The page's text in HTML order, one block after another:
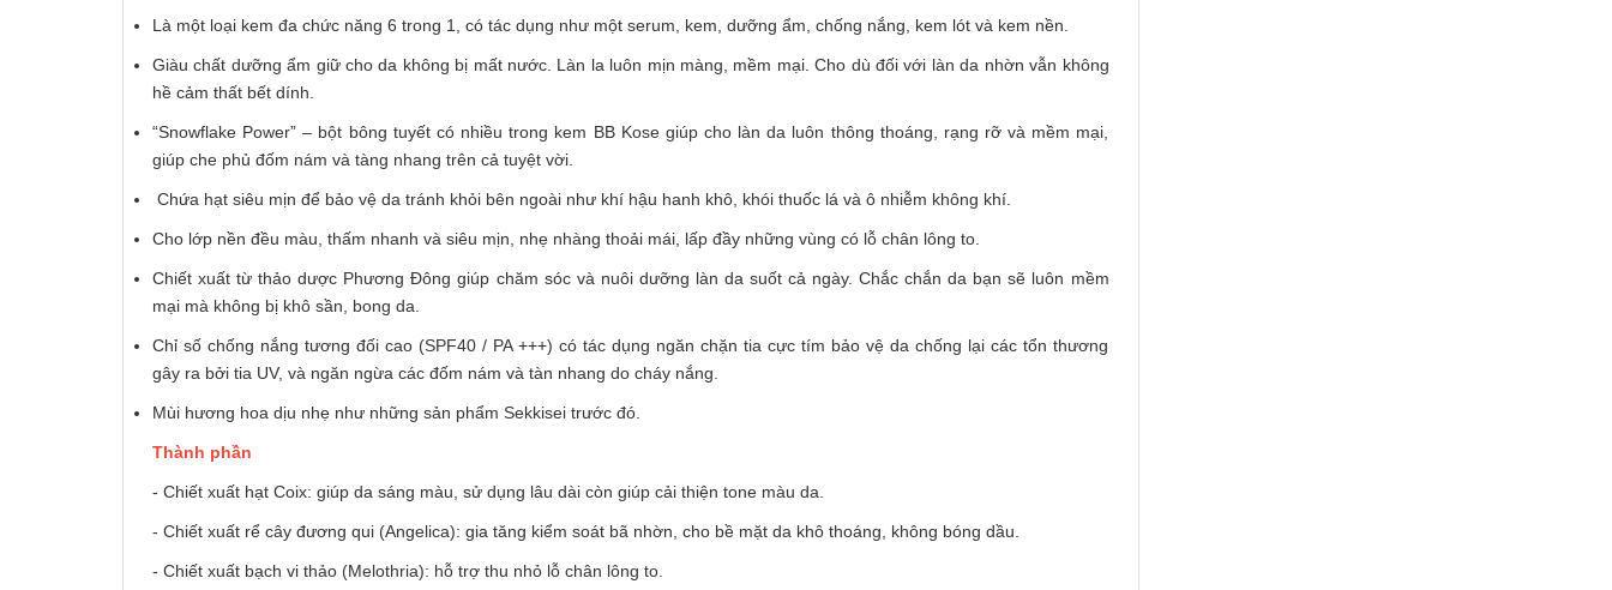
Là một loại kem đa chức năng 6 trong 1, có tác dụng như một serum, kem, dưỡng ẩm, chống nắng, kem lót và kem nền.
Giàu chất dưỡng ẩm giữ cho da không bị mất nước. Làn la luôn mịn màng, mềm mại. Cho dù đối với làn da nhờn vẫn không
hề cảm thất bết dính.
“Snowflake Power” – bột bông tuyết có nhiều trong kem BB Kose giúp cho làn da luôn thông thoáng, rạng rỡ và mềm mại,
giúp che phủ đốm nám và tàng nhang trên cả tuyệt vời.
Chứa hạt siêu mịn để bảo vệ da tránh khỏi bên ngoài như khí hậu hanh khô, khói thuốc lá và ô nhiễm không khí.
Cho lớp nền đều màu, thấm nhanh và siêu mịn, nhẹ nhàng thoải mái, lấp đầy những vùng có lỗ chân lông to.
Chiết xuất từ thảo dược Phương Đông giúp chăm sóc và nuôi dưỡng làn da suốt cả ngày. Chắc chắn da bạn sẽ luôn mềm
mại mà không bị khô sần, bong da.
Chỉ số chống nắng tương đối cao (SPF40 / PA +++) có tác dụng ngăn chặn tia cực tím bảo vệ da chống lại các tổn thương
gây ra bởi tia UV, và ngăn ngừa các đốm nám và tàn nhang do cháy nắng.
Mùi hương hoa dịu nhẹ như những sản phẩm Sekkisei trước đó.
Thành phần
- Chiết xuất hạt Coix: giúp da sáng màu, sử dụng lâu dài còn giúp cải thiện tone màu da.
- Chiết xuất rể cây đương qui (Angelica): gia tăng kiểm soát bã nhờn, cho bề mặt da khô thoáng, không bóng dầu.
- Chiết xuất bạch vi thảo (Melothria): hỗ trợ thu nhỏ lỗ chân lông to.